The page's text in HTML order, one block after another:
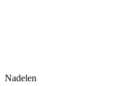
Nadelen